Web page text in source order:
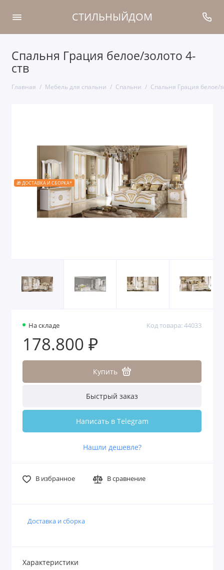
СТИЛЬНЫЙДОМ
Спальня Грация белое/золото 4-
ств
Главная Мебель для спальни Спальни Спальня Грация белое/
🎁 ДОСТАВКА И СБОРКА*
На складе Код товара: 44033
178.800 ₽
Купить
Быстрый заказ
Написать в Telegram
Нашли дешевле?
В избранное В сравнение
Доставка и сборка
Характеристики